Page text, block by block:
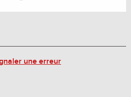
une erreur